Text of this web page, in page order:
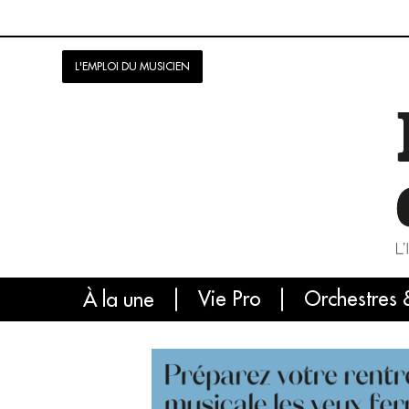
L'EMPLOI DU MUSICIEN
À la une Vie Pro Orchestres